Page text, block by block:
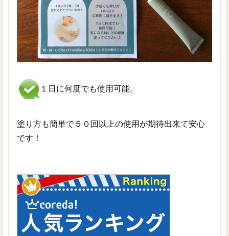
１日に何度でも使用可能。
塗り方も簡単で５０回以上の使用が期待出来て安心
です！